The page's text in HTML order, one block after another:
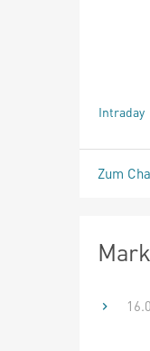
Intraday
seit
Zum